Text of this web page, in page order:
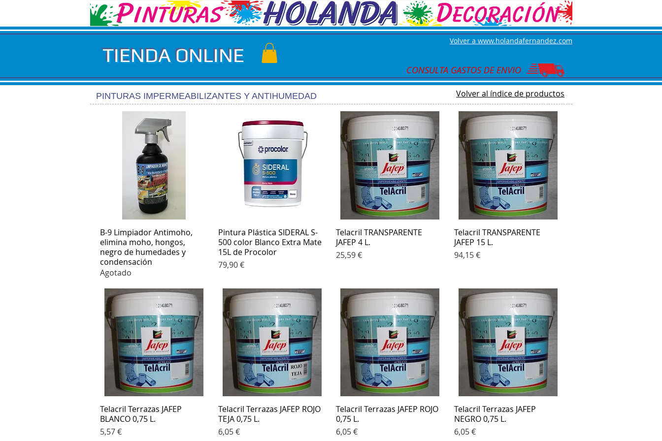
TIENDA ONLINE
Volver a www.holandafernandez.com
CONSULTA GASTOS DE ENVIO
PINTURAS IMPERMEABILIZANTES Y ANTIHUMEDAD Volver al índice de productos
Vista rápida
B-9 Limpiador Antimoho,
elimina moho, hongos,
negro de humedades y
condensación
Agotado
Vista rápida
Pintura Plástica SIDERAL S-
500 color Blanco Extra Mate
15L de Procolor
Precio
79,90 €
Vista rápida
Telacril TRANSPARENTE
JAFEP 4 L.
Precio
25,59 €
Vista rápida
Telacril TRANSPARENTE
JAFEP 15 L.
Precio
94,15 €
Vista rápida
Telacril Terrazas JAFEP
BLANCO 0,75 L.
Precio
5,57 €
Vista rápida
Telacril Terrazas JAFEP ROJO
TEJA 0,75 L.
Precio
6,05 €
Vista rápida
Telacril Terrazas JAFEP ROJO
0,75 L.
Precio
6,05 €
Vista rápida
Telacril Terrazas JAFEP
NEGRO 0,75 L.
Precio
6,05 €